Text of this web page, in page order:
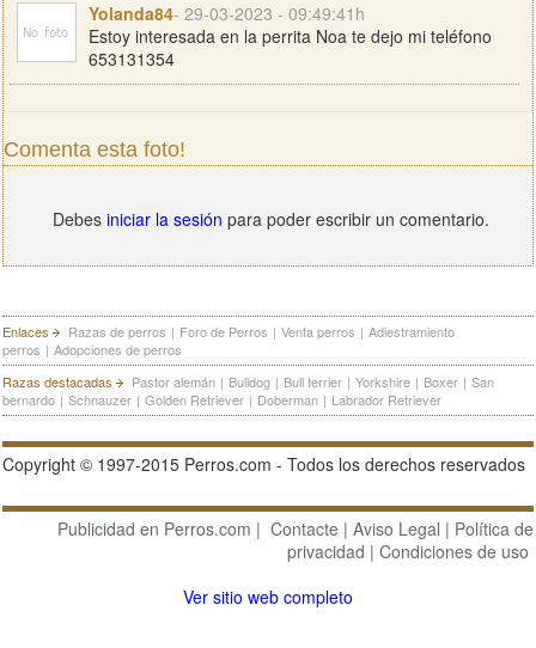
Yolanda84- 29-03-2023 - 09:49:41h
Estoy interesada en la perrita Noa te dejo mi teléfono
653131354
Comenta esta foto!
Debes iniciar la sesión para poder escribir un comentario.
Enlaces Razas de perros | Foro de Perros | Venta perros | Adiestramiento
perros | Adopciones de perros
Razas destacadas
Pastor alemán | Bulldog | Bull terrier | Yorkshire | Boxer | San
bernardo | Schnauzer | Golden Retriever | Doberman | Labrador Retriever
Copyright © 1997-2015 Perros.com - Todos los derechos reservados
Publicidad en Perros.com | Contacte | Aviso Legal | Política de
privacidad | Condiciones de uso
Ver sitio web completo